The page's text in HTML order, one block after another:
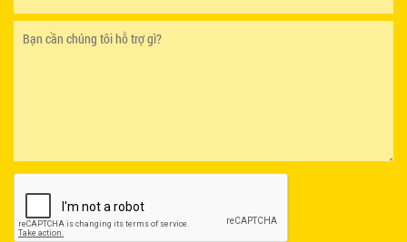
GHẾ XẾP GẤP GIÁ RẺ - MÃ SỐ: X001
BÀN CAFE BCF01 GIÁ RẺ - MÃ SỐ: BCF01
650.000 VNĐ